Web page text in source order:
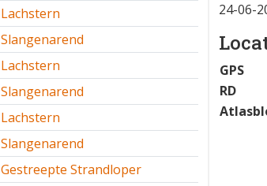
Lachstern
Slangenarend
Lachstern
Slangenarend
Lachstern
Slangenarend
Gestreepte Strandloper
24-06-
GPS
RD